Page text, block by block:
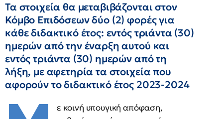
Τα στοιχεία θα μεταβιβάζονται στον
Κόμβο Επιδόσεων δύο (2) φορές για
κάθε διδακτικό έτος: εντός τριάντα (30)
ημερών από την έναρξη αυτού και
εντός τριάντα (30) ημερών από τη
λήξη, με αφετηρία τα στοιχεία που
αφορούν το διδακτικό έτος 2023-2024
ε κοινή υπουγική απόφαση,